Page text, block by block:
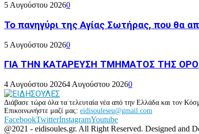
5 Αυγούστου 20260
Το πανηγύρι της Αγίας Σωτήρας, που θα
5 Αυγούστου 20260
ΓΙΑ ΤΗΝ ΚΑΤΑΡΕΥΣΗ ΤΜΗΜΑΤΟΣ ΤΗΣ
4 Αυγούστου 20264 Αυγούστου 20260
Διάβασε τώρα όλα τα τελευταία νέα από την Ελλάδα και τον
Επικοινωνήστε μαζί μας: eidisouleseu@gmail.com
FacebookTwitterInstagramYoutube
@2021 - eidisoules.gr. All Right Reserved. Designed and